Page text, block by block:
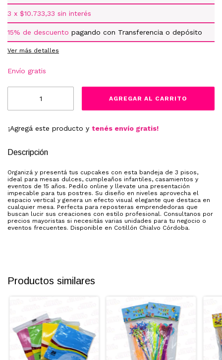
3 x $10.733,33 sin interés
15% de descuento pagando con Transferencia o depósito
Ver más detalles
Envío gratis
¡Agregá este producto y tenés envío gratis!
Descripción
Organizá y presentá tus cupcakes con esta bandeja de 3 pisos,
ideal para mesas dulces, cumpleaños infantiles, casamientos y
eventos de 15 años. Pedilo online y llevate una presentación
impecable para tus postres. Su diseño en niveles aprovecha el
espacio vertical y genera un efecto visual elegante que destaca en
cualquier mesa. Perfecta para reposteras emprendedoras que
buscan lucir sus creaciones con estilo profesional. Consultanos por
precios mayoristas si necesitás varias unidades para tu negocio o
eventos frecuentes. Disponible en Cotillón Chialvo Córdoba.
Productos similares